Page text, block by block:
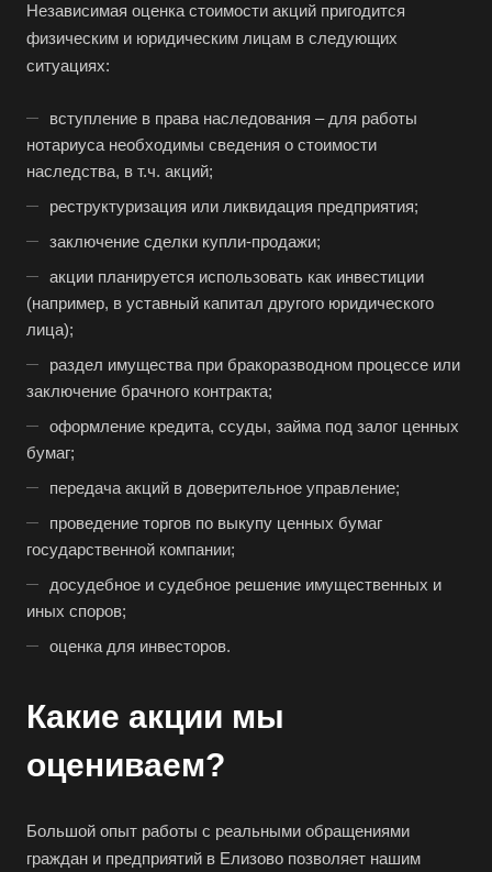
Независимая оценка стоимости акций пригодится
физическим и юридическим лицам в следующих
ситуациях:
вступление в права наследования – для работы
нотариуса необходимы сведения о стоимости
наследства, в т.ч. акций;
реструктуризация или ликвидация предприятия;
заключение сделки купли-продажи;
акции планируется использовать как инвестиции
(например, в уставный капитал другого юридического
лица);
раздел имущества при бракоразводном процессе или
заключение брачного контракта;
оформление кредита, ссуды, займа под залог ценных
бумаг;
передача акций в доверительное управление;
проведение торгов по выкупу ценных бумаг
государственной компании;
досудебное и судебное решение имущественных и
иных споров;
оценка для инвесторов.
Какие акции мы
оцениваем?
Большой опыт работы с реальными обращениями
граждан и предприятий в Елизово позволяет нашим